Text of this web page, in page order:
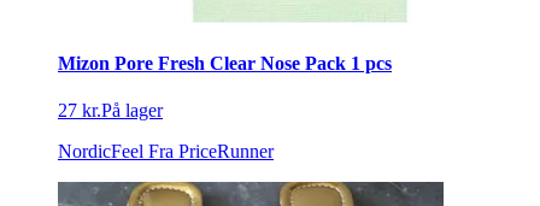
Mizon Pore Fresh Clear Nose Pack 1 pcs
27 kr.På lager
NordicFeel Fra PriceRunner